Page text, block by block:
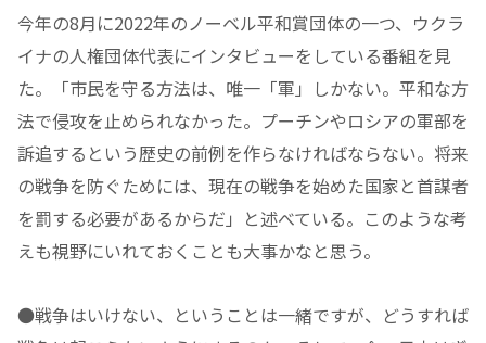
今年の8月に2022年のノーベル平和賞団体の一つ、ウクラ
イナの人権団体代表にインタビューをしている番組を見
た。「市民を守る方法は、唯一「軍」しかない。平和な方
法で侵攻を止められなかった。プーチンやロシアの軍部を
訴追するという歴史の前例を作らなければならない。将来
の戦争を防ぐためには、現在の戦争を始めた国家と首謀者
を罰する必要があるからだ」と述べている。このような考
えも視野にいれておくことも大事かなと思う。
●戦争はいけない、ということは一緒ですが、どうすれば